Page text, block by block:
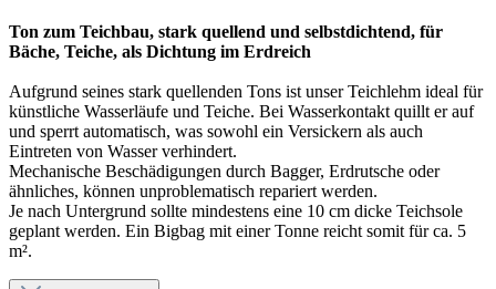
Ton zum Teichbau, stark quellend und selbstdichtend, für
Bäche, Teiche, als Dichtung im Erdreich
Aufgrund seines stark quellenden Tons ist unser Teichlehm ideal für
künstliche Wasserläufe und Teiche. Bei Wasserkontakt quillt er auf
und sperrt automatisch, was sowohl ein Versickern als auch
Eintreten von Wasser verhindert.
Mechanische Beschädigungen durch Bagger, Erdrutsche oder
ähnliches, können unproblematisch repariert werden.
Je nach Untergrund sollte mindestens eine 10 cm dicke Teichsole
geplant werden. Ein Bigbag mit einer Tonne reicht somit für ca. 5
m².